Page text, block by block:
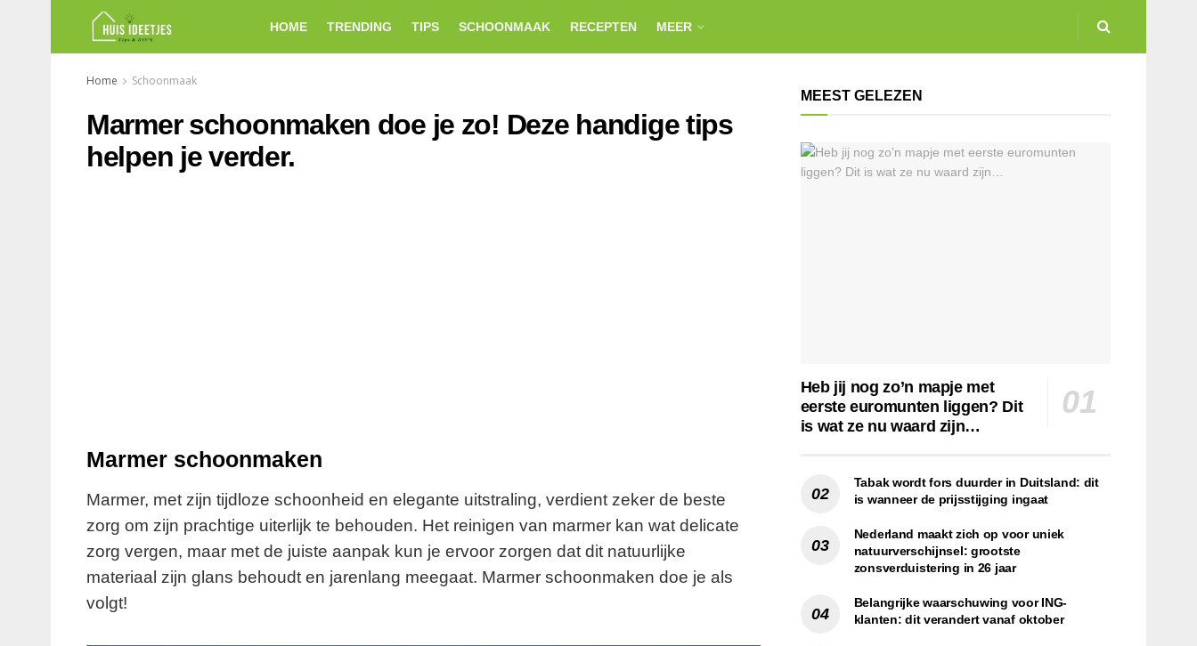
HOME TRENDING TIPS SCHOONMAAK RECEPTEN MEER
Home Schoonmaak
Marmer schoonmaken doe je zo! Deze handige tips
helpen je verder.
Marmer schoonmaken
Marmer, met zijn tijdloze schoonheid en elegante uitstraling, verdient zeker de beste
zorg om zijn prachtige uiterlijk te behouden. Het reinigen van marmer kan wat delicate
zorg vergen, maar met de juiste aanpak kun je ervoor zorgen dat dit natuurlijke
materiaal zijn glans behoudt en jarenlang meegaat. Marmer schoonmaken doe je als
volgt!
MEEST GELEZEN
Heb jij nog zo’n mapje met
eerste euromunten liggen? Dit
is wat ze nu waard zijn…
Tabak wordt fors duurder in Duitsland: dit
is wanneer de prijsstijging ingaat
Nederland maakt zich op voor uniek
natuurverschijnsel: grootste
zonsverduistering in 26 jaar
Belangrijke waarschuwing voor ING-
klanten: dit verandert vanaf oktober